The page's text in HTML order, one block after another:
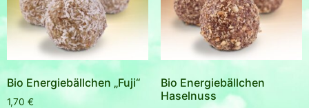
Bio Energiebällchen „Fuji“
1,70 €
Bio Energiebällchen
Haselnuss